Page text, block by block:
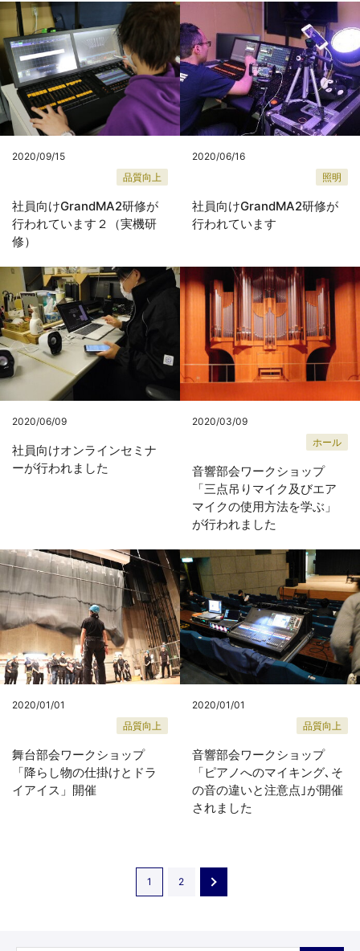
2020/09/15
品質向上
社員向けGrandMA2研修が
行われています２（実機研
修）
2020/06/16
照明
社員向けGrandMA2研修が
行われています
2020/06/09
社員向けオンラインセミナ
ーが行われました
2020/03/09
ホール
音響部会ワークショップ
「三点吊りマイク及びエア
マイクの使用方法を学ぶ」
が行われました
2020/01/01
品質向上
舞台部会ワークショップ
「降らし物の仕掛けとドラ
イアイス」開催
2020/01/01
品質向上
音響部会ワークショップ
「ピアノへのマイキング､そ
の音の違いと注意点｣が開催
されました
1 2